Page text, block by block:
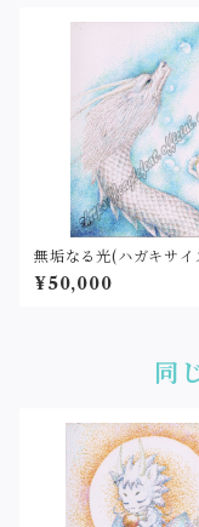
無垢なる光(ハガキサイ
画
¥50,000
同